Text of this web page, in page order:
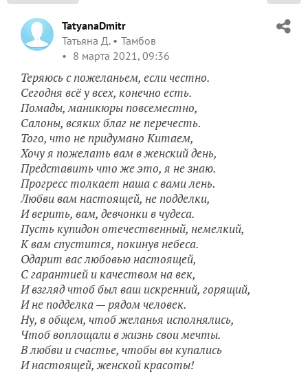
TatyanaDmitr
Татьяна Д.
Тамбов
8 марта 2021, 09:36
Теряюсь с пожеланьем, если честно.
Сегодня всё у всех, конечно есть.
Помады, маникюры повсеместно,
Салоны, всяких благ не перечесть.
Того, что не придумано Китаем,
Хочу я пожелать вам в женский день,
Представить что же это, я не знаю.
Прогресс толкает наша с вами лень.
Любви вам настоящей, не подделки,
И верить, вам, девчонки в чудеса.
Пусть купидон отечественный, немелкий,
К вам спустится, покинув небеса.
Одарит вас любовью настоящей,
С гарантией и качеством на век,
И взгляд чтоб был ваш искренний, горящий,
И не подделка — рядом человек.
Ну, в общем, чтоб желанья исполнялись,
Чтоб воплощали в жизнь свои мечты.
В любви и счастье, чтобы вы купались
И настоящей, женской красоты!